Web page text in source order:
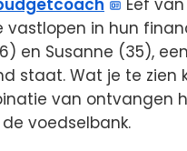
Eef
vastlopen in hun
en Susanne (35),
staat. Wat je te zien
van ontvangen
voedselbank.